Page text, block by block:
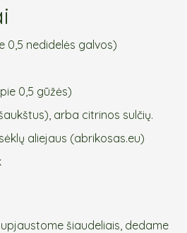
0,5 nedidelės galvos)
0,5 gūžės)
arba citrinos sulčių.
aliejaus (abrikosas.eu)
šiaudeliais, dedame